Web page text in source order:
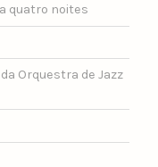
quatro noites
Orquestra de Jazz